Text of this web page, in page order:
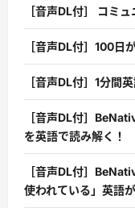
［音声DL付］ コミ
［音声DL付］100日
［音声DL付］1分間
［音声DL付］
を英語で読み解く！
［音声DL付］
使われている」英語